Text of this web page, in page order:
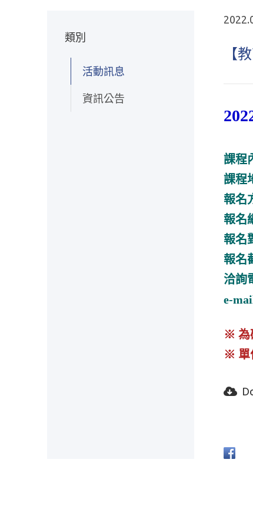
類別
活動訊息
資訊公告
【
課程
課程
報名
報名
報名
報名
洽詢
e-
※ 為
※ 單